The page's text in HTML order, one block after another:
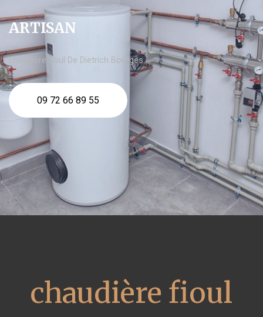
ARTISAN
chaudière fioul De Dietrich Bourges
09 72 66 89 55
chaudière fioul